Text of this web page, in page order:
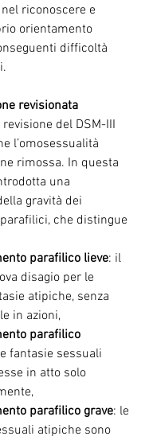
riconoscere e
orientamento
difficoltà
revisionata
del DSM-III
l’omosessualità
rimossa. In questa
una
gravità dei
che distingue
parafilico lieve: il
disagio per le
atipiche, senza
in azioni,
parafilico
fantasie sessuali
in atto solo
parafilico grave: le
atipiche sono